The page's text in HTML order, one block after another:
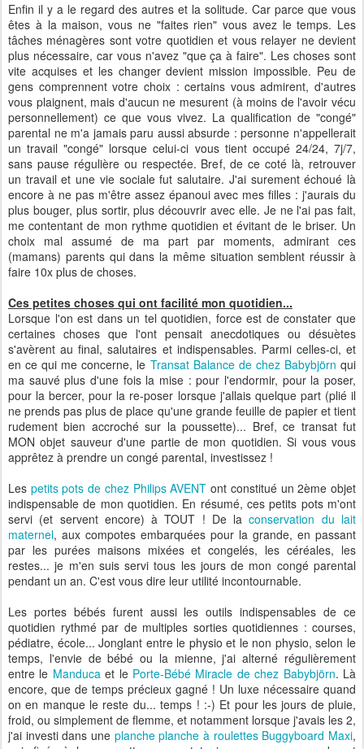
Enfin il y a le regard des autres et la solitude. Car parce que vous
êtes à la maison, vous ne "faites rien" vous avez le temps. Les
tâches ménagères sont votre quotidien et vous relayer ne devient
plus nécessaire, car vous n'avez "que ça à faire". Les choses sont
vite acquises et les changer devient mission impossible. Peu de
gens comprennent votre choix : certains vous admirent, d'autres
vous plaignent, mais d'aucun ne mesurent (à moins de l'avoir vécu
personnellement) ce que vous vivez. La qualification de "congé"
parental ne m'a jamais paru aussi absurde : personne n'appellerait
un travail "congé" lorsque celui-ci vous tient occupé 24/24, 7j/7,
sans pause régulière ou respectée. Bref, de ce coté là, retrouver
un travail et une vie sociale fut salutaire. J'ai surement échoué là
encore à ne pas m'être assez épanoui avec mes filles : j'aurais du
plus bouger, plus sortir, plus découvrir avec elle. Je ne l'ai pas fait,
me contentant de mon rythme quotidien et évitant de le briser. Un
choix mal assumé de ma part par moments, admirant ces
(mamans) parents qui dans la même situation semblent réussir à
faire 10x plus de choses.
Ces petites choses qui ont facilité mon quotidien...
Lorsque l'on est dans un tel quotidien, force est de constater que
certaines choses que l'ont pensait anecdotiques ou désuètes
s'avèrent au final, salutaires et indispensables. Parmi celles-ci, et
en ce qui me concerne, le Transat Balance de chez Babybjörn qui
ma sauvé plus d'une fois la mise : pour l'endormir, pour la poser,
pour la bercer, pour la re-poser lorsque j'allais quelque part (plié il
ne prends pas plus de place qu'une grande feuille de papier et tient
rudement bien accroché sur la poussette)... Bref, ce transat fut
MON objet sauveur d'une partie de mon quotidien. Si vous vous
apprêtez à prendre un congé parental, investissez !
Les petits pots de chez Philips AVENT ont constitué un 2ème objet
indispensable de mon quotidien. En résumé, ces petits pots m'ont
servi (et servent encore) à TOUT ! De laconservation du lait
maternel, aux compotes embarquées pour la grande, en passant
par les purées maisons mixées et congelés, les céréales, les
restes... je m'en suis servi tous les jours de mon congé parental
pendant un an. C'est vous dire leur utilité incontournable.
Les portes bébés furent aussi les outils indispensables de ce
quotidien rythmé par de multiples sorties quotidiennes : courses,
pédiatre, école... Jonglant entre le physio et le non physio, selon le
temps, l'envie de bébé ou la mienne, j'ai alterné régulièrement
entre le Manducaet le Porte-Bébé Miracle de chez Babybjörn. Là
encore, que de temps précieux gagné ! Un luxe nécessaire quand
on en manque le reste du... temps ! :-) Et pour les jours de pluie,
froid, ou simplement de flemme, et notamment lorsque j'avais les 2,
j'ai investi dans une planche planche à roulettes Buggyboard Maxi,